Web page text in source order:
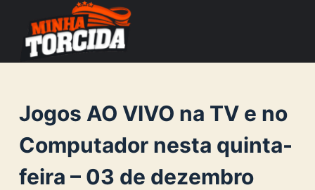
o
n
Jogos AO VIVO na TV e no
Computador nesta quinta-
feira – 03 de dezembro